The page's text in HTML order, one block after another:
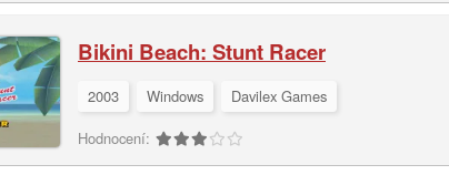
Bikini Beach: Stunt Racer
2003 Windows
Davilex Games
Hodnocení: